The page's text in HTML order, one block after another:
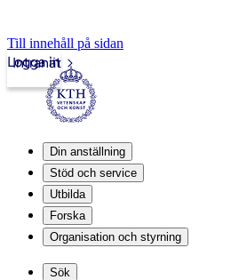
Till innehåll på sidan
Intranät
Logga in
Din anställning
Stöd och service
Utbilda
Forska
Organisation och styrning
Sök